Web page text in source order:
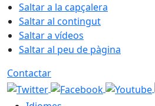
Saltar a la capçalera
Saltar al contingut
Saltar a vídeos
Saltar al peu de pàgina
Contactar